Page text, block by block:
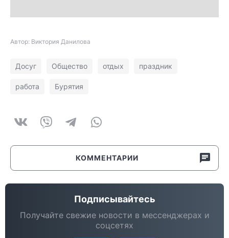
Автор: Виктория Данилова
Досуг Общество отдых праздник
работа Бурятия
КОММЕНТАРИИ
Подписывайтесь
Получайте свежие новости в мессенджерах и
соцсетях